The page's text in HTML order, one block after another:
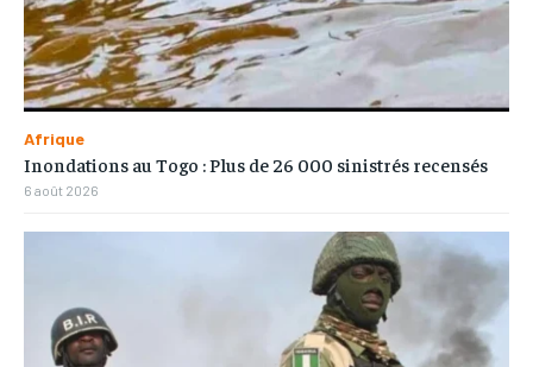
Afrique
Inondations au Togo : Plus de 26 000 sinistrés recensés
6 août 2026